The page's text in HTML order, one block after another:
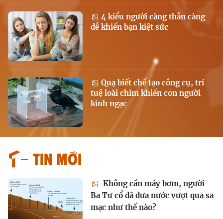
4 kiểu người càng thân càng
dễ khiến bạn kiệt sức
Quạ biết chế tạo công cụ, trí
tuệ loài chim khiến con người
kinh ngạc
Tin mới
Không cần máy bơm, người
Ba Tư cổ đã đưa nước vượt qua sa
mạc như thế nào?